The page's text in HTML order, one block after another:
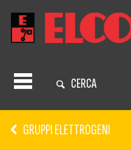
CERCA
GRUPPI ELETTROGENI